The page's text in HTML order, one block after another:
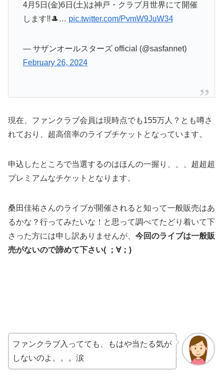
4月5日(金)6日(土)は神戸・クラブ月世界にて開催
します‼️🎩… pic.twitter.com/PvmW9JuW34
— サザンオールスターズ official (@sasfannet)
February 26, 2024
現在、ファンクラブ会員は現時点でも155万人？とも噂さ
れており、超高倍率のライブチケットとなっています。
申込したところで当選するのはほんの一握り、、、超超超
プレミアムなチケットとなります。
桑田佳祐さんのライブが開催されると知って一般販売はあ
るかな？行ってみたいな！と思って調べてたどり着いて下
さった方には申し訳ありませんが、 今回のライブは一般販
売がないので諦めて下さい( ；∀；)
ファンクラブ入ってても、もはや当たる気が
しないのよ。。。涙